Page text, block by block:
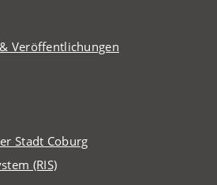
Veröffentlichungen
Stadt Coburg
(RIS)